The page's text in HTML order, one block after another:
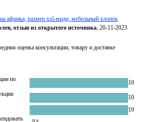
африка, размер ххl-миди, мебельный хлопок
отзыв из открытого источника, 20-11-2023
оценка консультации, товару и доставке
по
10
10
10